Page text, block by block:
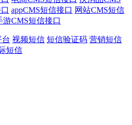
appCMS短信接口 网站CMS短信
游CMS短信接口
视频短信 短信验证码 营销短信
短信